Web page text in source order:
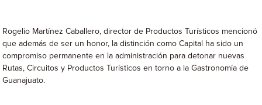
Rogelio Martínez Caballero, director de Productos Turísticos mencionó
que además de ser un honor, la distinción como Capital ha sido un
compromiso permanente en la administración para detonar nuevas
Rutas, Circuitos y Productos Turísticos en torno a la Gastronomía de
Guanajuato.